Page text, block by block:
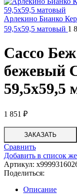
Арлекино Бианко
59,5х59,5 матовый 1
Сассо
бежевый
59,5х59,5
1 851 ₽
ЗАКАЗАТЬ
Сравнить
Добавить в список
Артикул:
Поделиться:
Описание